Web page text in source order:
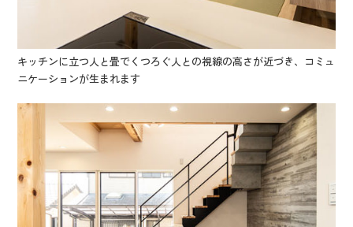
キッチンに立つ人と畳でくつろぐ人との視線の高さが近づき、コミュ
ニケーションが生まれます